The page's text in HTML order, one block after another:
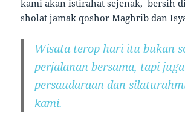
kami akan istirahat sejenak, bersih
sholat jamak qoshor Maghrib dan
Wisata terop hari itu bukan
perjalanan bersama, tapi
persaudaraan dan
kami.